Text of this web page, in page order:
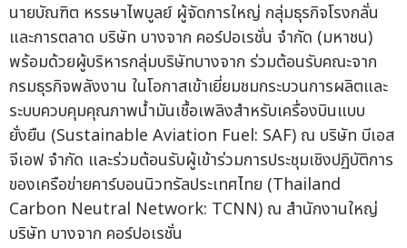
นายบัณฑิต หรรษาไพบูลย์ ผู้จัดการใหญ่ กลุ่มธุรกิจโรงกลั่น
และการตลาด บริษัท บางจาก คอร์ปอเรชั่น จำกัด (มหาชน)
พร้อมด้วยผู้บริหารกลุ่มบริษัทบางจาก ร่วมต้อนรับคณะจาก
กรมธุรกิจพลังงาน ในโอกาสเข้าเยี่ยมชมกระบวนการผลิตและ
ระบบควบคุมคุณภาพน้ำมันเชื้อเพลิงสำหรับเครื่องบินแบบ
ยั่งยืน (Sustainable Aviation Fuel: SAF) ณ บริษัท บีเอส
จีเอฟ จำกัด และร่วมต้อนรับผู้เข้าร่วมการประชุมเชิงปฏิบัติการ
ของเครือข่ายคาร์บอนนิวทรัลประเทศไทย (Thailand
Carbon Neutral Network: TCNN) ณ สำนักงานใหญ่
บริษัท บางจาก คอร์ปอเรชั่น